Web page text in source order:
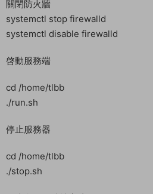
解壓好客戶端，我事先已經解壓好了。
啓動 登陸器 輸入你自己服務器IP即可
第一次登陸，自動注冊賬号。
GM工具使用：
啓動TLBB_GM Tool
點擊讀取下面的分區
修改IP爲你服務器IP地址